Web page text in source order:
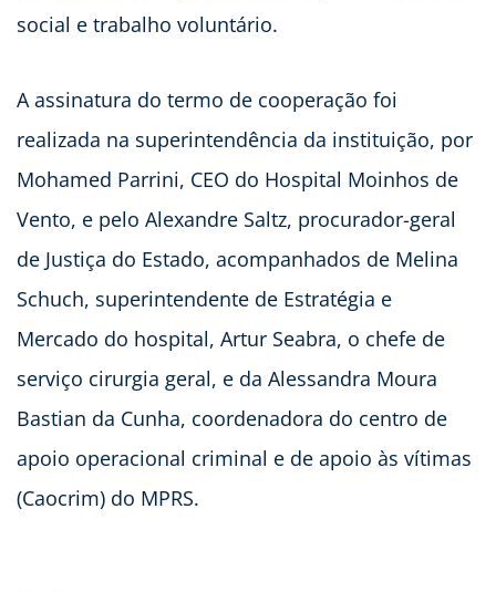
social e trabalho voluntário.
A assinatura do termo de cooperação foi
realizada na superintendência da instituição, por
Mohamed Parrini, CEO do Hospital Moinhos de
Vento, e pelo Alexandre Saltz, procurador-geral
de Justiça do Estado, acompanhados de Melina
Schuch, superintendente de Estratégia e
Mercado do hospital, Artur Seabra, o chefe de
serviço cirurgia geral, e da Alessandra Moura
Bastian da Cunha, coordenadora do centro de
apoio operacional criminal e de apoio às vítimas
(Caocrim) do MPRS.